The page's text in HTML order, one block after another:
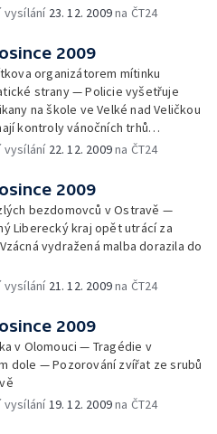
vysílání 23. 12. 2009na ČT24
2009
organizátorem mítinku
strany — Policie vyšetřuje
na škole ve Velké nad Veličkou
kontroly vánočních trhů
ČIŽP
vysílání 22. 12. 2009na ČT24
2009
bezdomovců v Ostravě —
Liberecký kraj opět utrácí za
vydražená malba dorazila do
vysílání 21. 12. 2009na ČT24
2009
v Olomouci — Tragédie v
dole — Pozorování zvířat ze srubů
vysílání19. 12. 2009na ČT24